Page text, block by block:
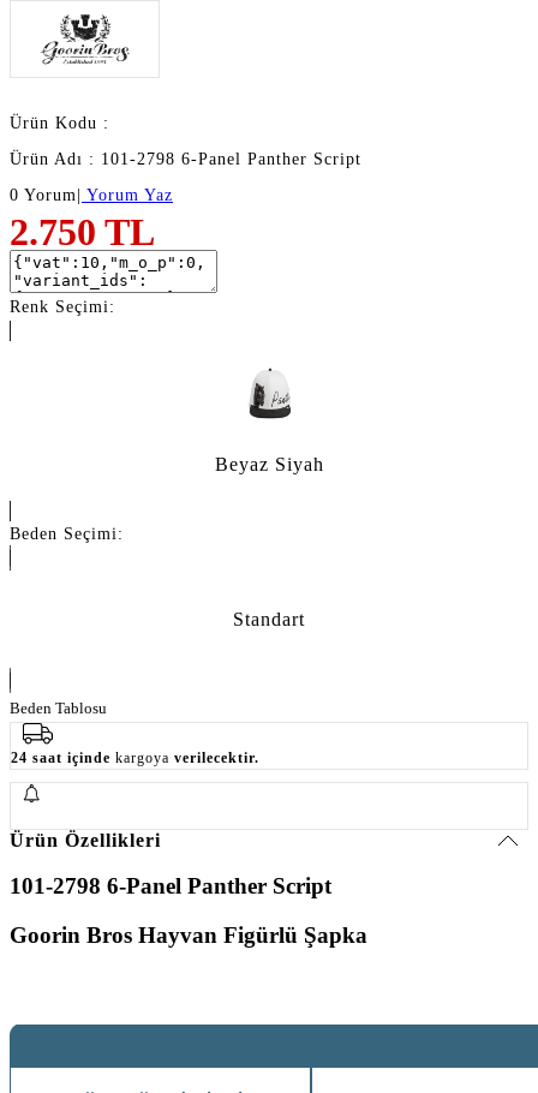
Ürün Kodu :
Ürün Adı : 101-2798 6-Panel Panther Script
0 Yorum | Yorum Yaz
2.750 TL
Renk Seçimi:
Beyaz Siyah
Beden Seçimi:
Standart
Beden Tablosu
24 saat içinde kargoya verilecektir.
Ürün Özellikleri
101-2798 6-Panel Panther Script
Goorin Bros Hayvan Figürlü Şapka